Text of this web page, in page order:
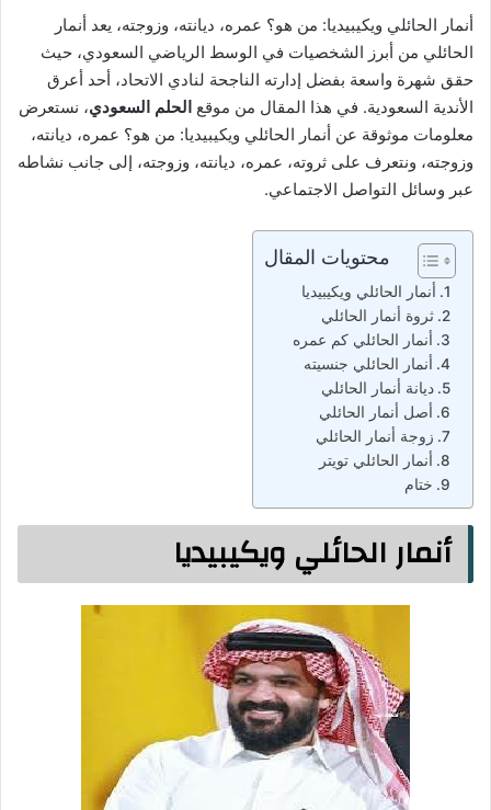
أنمار الحائلي ويكيبيديا: من هو؟ عمره، ديانته، وزوجته، يعد أنمار
الحائلي من أبرز الشخصيات في الوسط الرياضي السعودي، حيث
حقق شهرة واسعة بفضل إدارته الناجحة لنادي الاتحاد، أحد أعرق
الأندية السعودية. في هذا المقال من موقع الحلم السعودي، نستعرض
معلومات موثوقة عن أنمار الحائلي ويكيبيديا: من هو؟ عمره، ديانته،
وزوجته، ونتعرف على ثروته، عمره، ديانته، وزوجته، إلى جانب نشاطه
عبر وسائل التواصل الاجتماعي.
محتويات المقال
أنمار الحائلي ويكيبيديا
ثروة أنمار الحائلي
أنمار الحائلي كم عمره
أنمار الحائلي جنسيته
ديانة أنمار الحائلي
أصل أنمار الحائلي
زوجة أنمار الحائلي
أنمار الحائلي تويتر
ختام
أنمار الحائلي ويكيبيديا